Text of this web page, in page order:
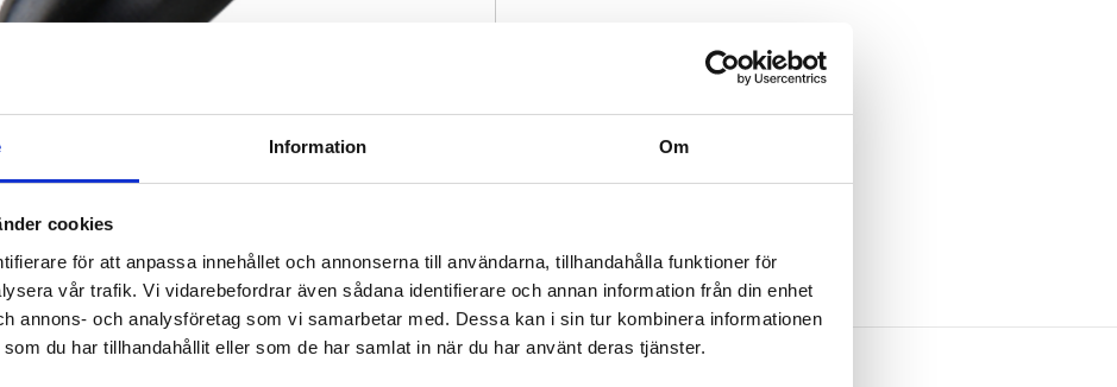
Information Om
cookies
för att anpassa innehållet och annonserna till användarna, tillhandahålla funktioner för
vår trafik. Vi vidarebefordrar även sådana identifierare och annan information från din enhet
annons- och analysföretag som vi samarbetar med. Dessa kan i sin tur kombinera informationen
du har tillhandahållit eller som de har samlat in när du har använt deras tjänster.